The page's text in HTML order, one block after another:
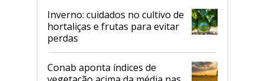
Inverno: cuidados no cultivo de
hortaliças e frutas para evitar
perdas
Conab aponta índices de